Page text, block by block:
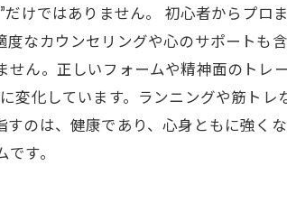
けではありません。 初心者からプ
なカウンセリングや心のサポートも
ん。正しいフォームや精神面のトレ
変化しています。ランニングや筋ト
のは、健康であり、心身ともに強く
す。